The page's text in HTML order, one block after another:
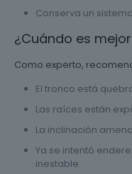
Conserva un
¿Cuándo es
Como experto,
El tronco está
Las raíces están
La inclinación
Ya se intentó
inestable.